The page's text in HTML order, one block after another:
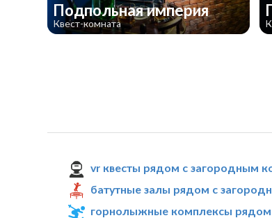
Подпольная империя
Квест-комната
vr квесты рядом с загородным
батутные залы рядом с
горнолыжные комплексы рядом